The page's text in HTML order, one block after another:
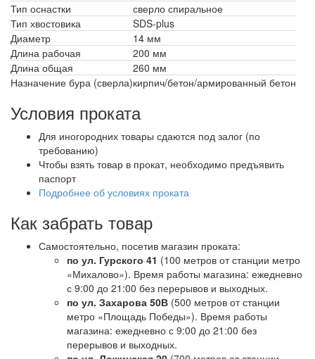
Тип оснастки
сверло спиральное
Тип хвостовика
SDS-plus
Диаметр
14 мм
Длина рабочая
200 мм
Длина общая
260 мм
Назначение бура (сверла)кирпич/бетон/армированный бетон
Условия проката
Для иногородних товары сдаются под залог (по
требованию)
Чтобы взять товар в прокат, необходимо предъявить
паспорт
Подробнее об условиях проката
Как забрать товар
Самостоятельно, посетив магазин проката:
по ул. Гурского 41 (100 метров от станции метро
«Михалово»). Время работы магазина: ежедневно
с 9:00 до 21:00 без перерывов и выходных.
по ул. Захарова 50В (500 метров от станции
метро «Площадь Победы»). Время работы
магазина: ежедневно с 9:00 до 21:00 без
перерывов и выходных.